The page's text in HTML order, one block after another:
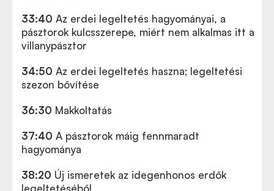
33:40 Az erdei legeltetés hagyományai, a
pásztorok kulcsszerepe, miért nem alkalmas itt a
villanypásztor
34:50 Az erdei legeltetés haszna; legeltetési
szezon bővítése
36:30 Makkoltatás
37:40 A pásztorok máig fennmaradt
hagyománya
38:20 Új ismeretek az idegenhonos erdők
legeltetéséből